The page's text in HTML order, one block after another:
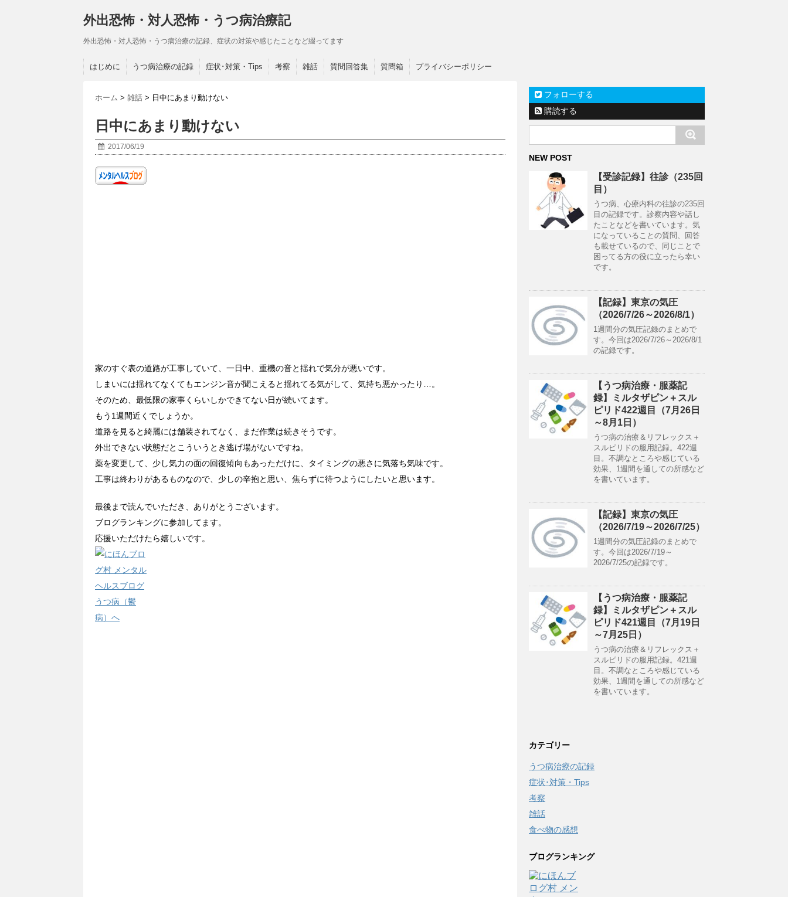
外出恐怖・対人恐怖・うつ病治療記
外出恐怖・対人恐怖・うつ病治療の記録、症状の対策や感じたことなど綴ってます
はじめに うつ病治療の記録 症状･対策・Tips 考察 雑話 質問回答集 質問箱 プライバシーポリシー
ホーム > 雑話 > 日中にあまり動けない
日中にあまり動けない
2017/06/19
家のすぐ表の道路が工事していて、一日中、重機の音と揺れで気分が悪いです。
しまいには揺れてなくてもエンジン音が聞こえると揺れてる気がして、気持ち悪かったり…。
そのため、最低限の家事くらいしかできてない日が続いてます。
もう1週間近くでしょうか。
道路を見ると綺麗には舗装されてなく、まだ作業は続きそうです。
外出できない状態だとこういうとき逃げ場がないですね。
薬を変更して、少し気力の面の回復傾向もあっただけに、タイミングの悪さに気落ち気味です。
工事は終わりがあるものなので、少しの辛抱と思い、焦らずに待つようにしたいと思います。
最後まで読んでいただき、ありがとうございます。
ブログランキングに参加してます。
応援いただけたら嬉しいです。
フォローする
購読する
NEW POST
【受診記録】往診（235回
目）
うつ病、心療内科の往診の235回
目の記録です。診察内容や話し
たことなどを書いています。気
になっていることの質問、回答
も載せているので、同じことで
困ってる方の役に立ったら幸い
です。
【記録】東京の気圧
（2026/7/26～2026/8/1）
1週間分の気圧記録のまとめで
す。今回は2026/7/26～2026/8/1
の記録です。
【うつ病治療・服薬記
録】ミルタザピン＋スル
ピリド422週目（7月26日
～8月1日）
うつ病の治療＆リフレックス＋
スルピリドの服用記録。422週
目。不調なところや感じている
効果、1週間を通しての所感など
を書いています。
【記録】東京の気圧
（2026/7/19～2026/7/25）
1週間分の気圧記録のまとめで
す。今回は2026/7/19～
2026/7/25の記録です。
【うつ病治療・服薬記
録】ミルタザピン＋スル
ピリド421週目（7月19日
～7月25日）
うつ病の治療＆リフレックス＋
スルピリドの服用記録。421週
目。不調なところや感じている
効果、1週間を通しての所感など
を書いています。
カテゴリー
うつ病治療の記録
症状･対策・Tips
考察
雑話
食べ物の感想
ブログランキング